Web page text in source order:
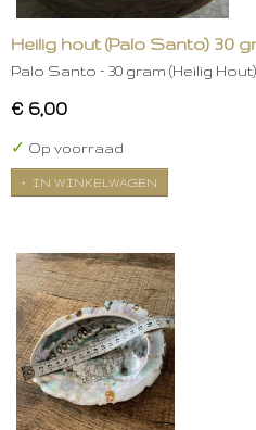
Heilig hout (Palo Santo) 30
Palo Santo – 30 gram (Heilig
€ 6,00
✓ Op voorraad
IN WINKELWAGEN